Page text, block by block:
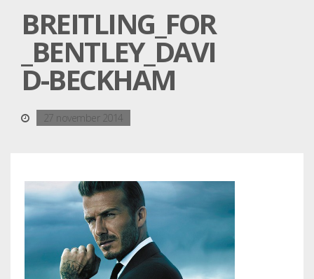
BREITLING_FOR
_BENTLEY_DAVI
D-BECKHAM
27 november 2014